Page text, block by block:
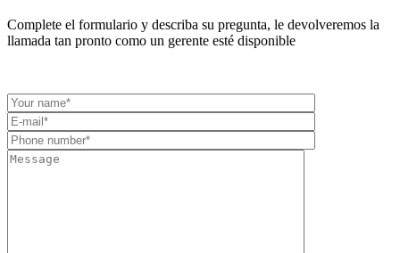
Complete el formulario y describa su pregunta, le devolveremos la
llamada tan pronto como un gerente esté disponible